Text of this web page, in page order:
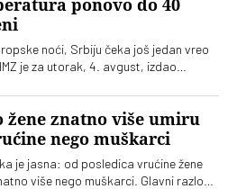
ponovo do 40
noći, Srbiju čeka još jedan vreo
je za utorak, 4. avgust, izdao
talasa nam tek predstoji
žene znatno više umiru
nego muškarci
je jasna: od posledica vrućine žene
više nego muškarci. Glavni razlog,